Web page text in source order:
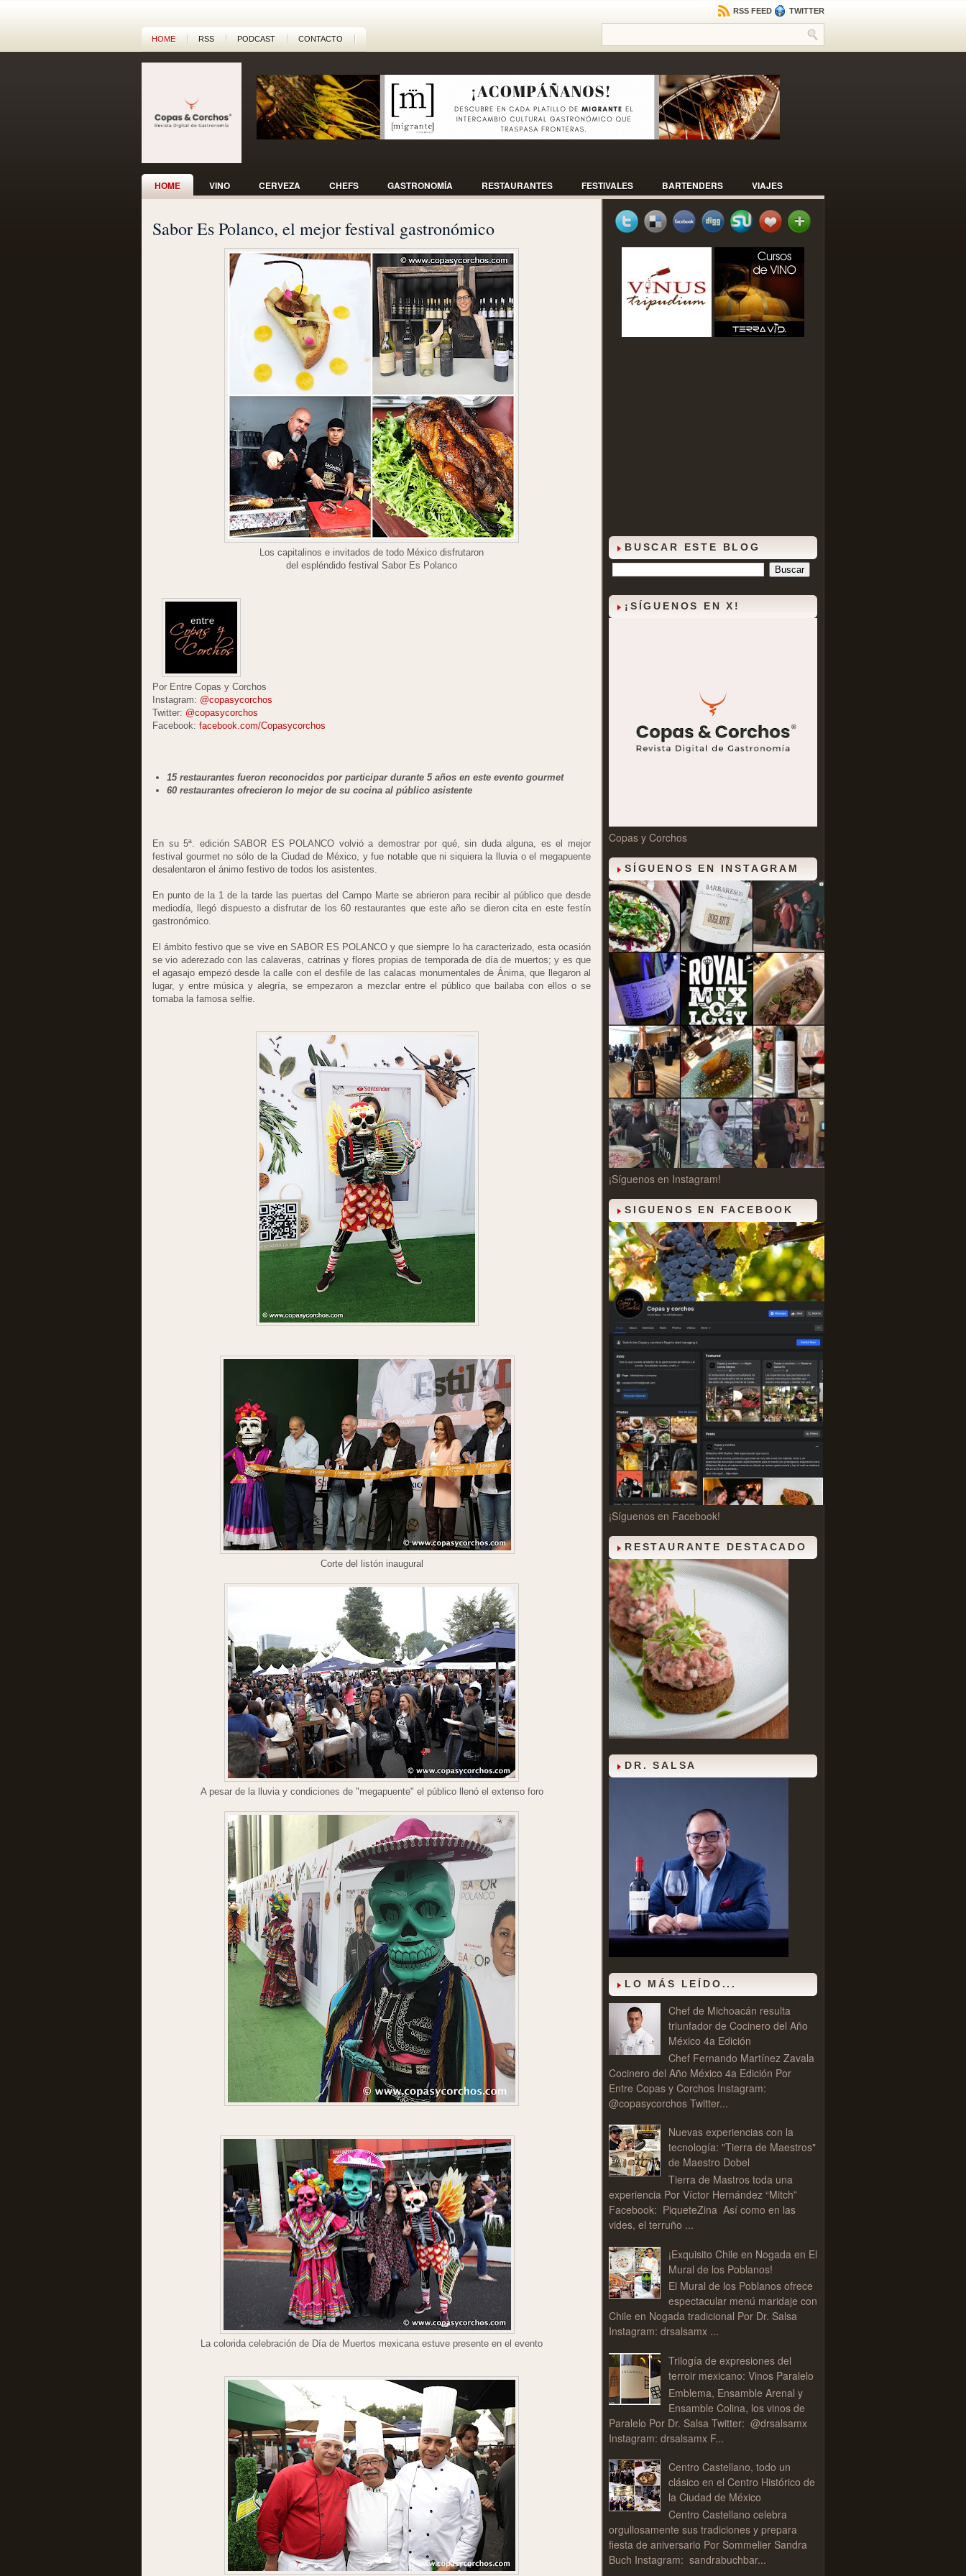
HOME RSS PODCAST CONTACTO
RSS FEED TWITTER
HOME VINO CERVEZA CHEFS GASTRONOMÍA RESTAURANTES FESTIVALES BARTENDERS VIAJES
Sabor Es Polanco, el mejor festival gastronómico
Los capitalinos e invitados de todo México disfrutaron
del espléndido festival Sabor Es Polanco
Por Entre Copas y Corchos
Instagram: @copasycorchos
Twitter: @copasycorchos
Facebook: facebook.com/Copasycorchos
15 restaurantes fueron reconocidos por participar durante 5 años en este evento gourmet
60 restaurantes ofrecieron lo mejor de su cocina al público asistente
En su 5ª. edición SABOR ES POLANCO volvió a demostrar por qué, sin duda alguna, es el mejor
festival gourmet no sólo de la Ciudad de México, y fue notable que ni siquiera la lluvia o el megapuente
desalentaron el ánimo festivo de todos los asistentes.
En punto de la 1 de la tarde las puertas del Campo Marte se abrieron para recibir al público que desde
mediodía, llegó dispuesto a disfrutar de los 60 restaurantes que este año se dieron cita en este festín
gastronómico.
El ámbito festivo que se vive en SABOR ES POLANCO y que siempre lo ha caracterizado, esta ocasión
se vio aderezado con las calaveras, catrinas y flores propias de temporada de día de muertos; y es que
el agasajo empezó desde la calle con el desfile de las calacas monumentales de Ánima, que llegaron al
lugar, y entre música y alegría, se empezaron a mezclar entre el público que bailaba con ellos o se
tomaba la famosa selfie.
Corte del listón inaugural
A pesar de la lluvia y condiciones de "megapuente" el público llenó el extenso foro
La colorida celebración de Día de Muertos mexicana estuve presente en el evento
BUSCAR ESTE BLOG
¡SÍGUENOS EN X!
Copas y Corchos
SÍGUENOS EN INSTAGRAM
¡Síguenos en Instagram!
SIGUENOS EN FACEBOOK
¡Síguenos en Facebook!
RESTAURANTE DESTACADO
DR. SALSA
LO MÁS LEÍDO...
Chef de Michoacán resulta
triunfador de Cocinero del Año
México 4a Edición
Chef Fernando Martínez Zavala
Cocinero del Año México 4a Edición Por
Entre Copas y Corchos Instagram:
@copasycorchos Twitter...
Nuevas experiencias con la
tecnología: "Tierra de Maestros"
de Maestro Dobel
Tierra de Mastros toda una
experiencia Por Víctor Hernández “Mitch”
Facebook: PiqueteZina Así como en las
vides, el terruño ...
¡Exquisito Chile en Nogada en El
Mural de los Poblanos!
El Mural de los Poblanos ofrece
espectacular menú maridaje con
Chile en Nogada tradicional Por Dr. Salsa
Instagram: drsalsamx ...
Trilogía de expresiones del
terroir mexicano: Vinos Paralelo
Emblema, Ensamble Arenal y
Ensamble Colina, los vinos de
Paralelo Por Dr. Salsa Twitter: @drsalsamx
Instagram: drsalsamx F...
Centro Castellano, todo un
clásico en el Centro Histórico de
la Ciudad de México
Centro Castellano celebra
orgullosamente sus tradiciones y prepara
fiesta de aniversario Por Sommelier Sandra
Buch Instagram: sandrabuchbar...